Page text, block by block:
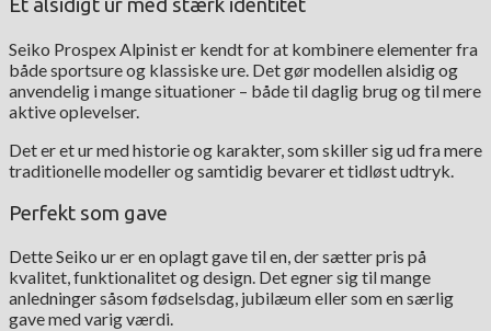
Et alsidigt ur med stærk identitet
Seiko Prospex Alpinist er kendt for at kombinere elementer fra
både sportsure og klassiske ure. Det gør modellen alsidig og
anvendelig i mange situationer – både til daglig brug og til mere
aktive oplevelser.
Det er et ur med historie og karakter, som skiller sig ud fra mere
traditionelle modeller og samtidig bevarer et tidløst udtryk.
Perfekt som gave
Dette Seiko ur er en oplagt gave til en, der sætter pris på
kvalitet, funktionalitet og design. Det egner sig til mange
anledninger såsom fødselsdag, jubilæum eller som en særlig
gave med varig værdi.